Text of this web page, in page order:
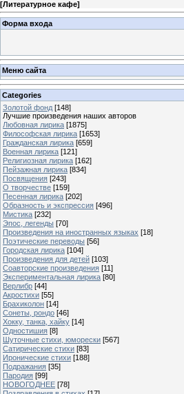
[Литературное кафе]
Форма входа
Меню сайта
Categories
Золотой фонд [148]
Лучшие произведения наших авторов
Любовная лирика [1875]
Философская лирика [1653]
Гражданская лирика [659]
Военная лирика [121]
Религиозная лирика [162]
Пейзажная лирика [834]
Посвящения [243]
О творчестве [159]
Песенная лирика [202]
Образность и экспрессия [496]
Мистика [232]
Эпос, легенды [70]
Произведения на иностранных языках [18]
Поэтические переводы [56]
Городская лирика [104]
Произведения для детей [103]
Соавторские произведения [11]
Экспериментальная лирика [80]
Верлибр [44]
Акростихи [55]
Брахиколон [14]
Сонеты, рондо [46]
Хокку, танка, хайку [14]
Одностишия [8]
Шуточные стихи, юморески [567]
Сатирические стихи [83]
Иронические стихи [188]
Подражания [35]
Пародия [99]
НОВОГОДНЕЕ [78]